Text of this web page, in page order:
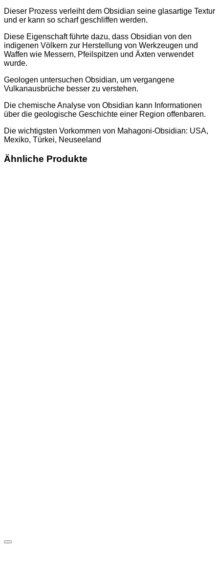
Dieser Prozess verleiht dem Obsidian seine glasartige Textur
und er kann so scharf geschliffen werden.
Diese Eigenschaft führte dazu, dass Obsidian von den
indigenen Völkern zur Herstellung von Werkzeugen und
Waffen wie Messern, Pfeilspitzen und Äxten verwendet
wurde.
Geologen untersuchen Obsidian, um vergangene
Vulkanausbrüche besser zu verstehen.
Die chemische Analyse von Obsidian kann Informationen
über die geologische Geschichte einer Region offenbaren.
Die wichtigsten Vorkommen von Mahagoni-Obsidian: USA,
Mexiko, Türkei, Neuseeland
Ähnliche Produkte